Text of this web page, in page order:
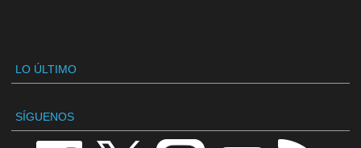
LO ÚLTIMO
SÍGUENOS